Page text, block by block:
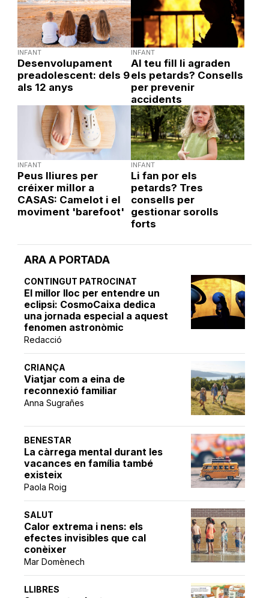
ARA A PORTADA
CONTINGUT PATROCINAT
El millor lloc per entendre un
eclipsi: CosmoCaixa dedica
una jornada especial a aquest
fenomen astronòmic
Redacció
CRIANÇA
Viatjar com a eina de
reconnexió familiar
Anna Sugrañes
BENESTAR
La càrrega mental durant les
vacances en família també
existeix
Paola Roig
SALUT
Calor extrema i nens: els
efectes invisibles que cal
conèixer
Mar Domènech
LLIBRES
INFANT
Desenvolupament
preadolescent: dels 9
als 12 anys
INFANT
Al teu fill li agraden
els petards? Consells
per prevenir
accidents
INFANT
Peus lliures per
créixer millor a
CASAS: Camelot i el
moviment 'barefoot'
INFANT
Li fan por els
petards? Tres
consells per
gestionar sorolls
forts